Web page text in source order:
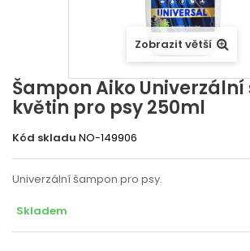
Zobrazit větší
Šampon Aiko Univerzální
květin pro psy 250ml
Kód skladu NO-149906
Univerzální šampon pro psy.
Skladem